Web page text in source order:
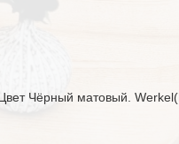
Чёрный матовый.